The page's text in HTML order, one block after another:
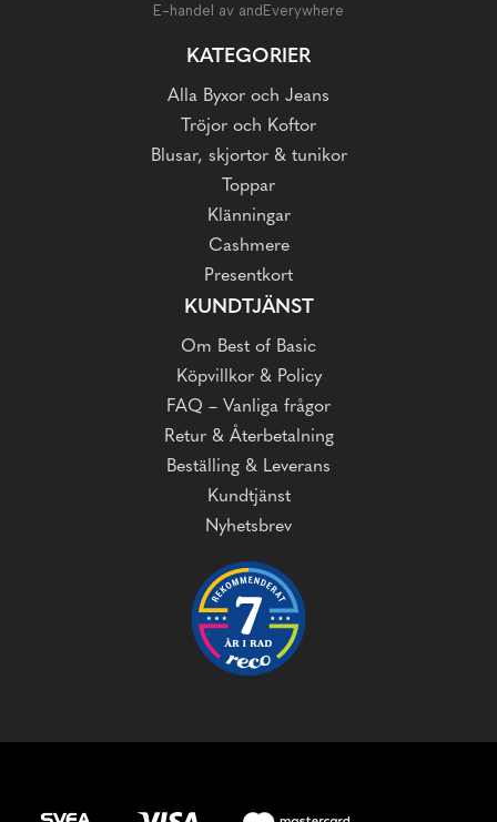
E-handel av andEverywhere
KATEGORIER
Alla Byxor och Jeans
Tröjor och Koftor
Blusar, skjortor & tunikor
Toppar
Klänningar
Cashmere
Presentkort
KUNDTJÄNST
Om Best of Basic
Köpvillkor & Policy
FAQ – Vanliga frågor
Retur & Återbetalning
Beställing & Leverans
Kundtjänst
Nyhetsbrev